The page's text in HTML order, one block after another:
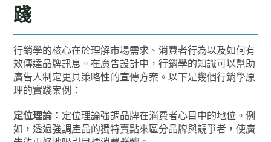
踐
行銷學的核心在於理解市場需求、消費者行為以及如何有
效傳達品牌訊息。在廣告設計中，行銷學的知識可以幫助
廣告人制定更具策略性的宣傳方案。以下是幾個行銷學原
理的實踐案例：
定位理論： 定位理論強調品牌在消費者心目中的地位。例
如，透過強調產品的獨特賣點來區分品牌與競爭者，使廣